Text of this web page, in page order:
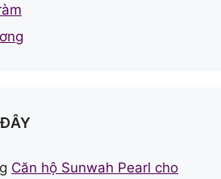
Căn hộ Sunwah Pearl cho